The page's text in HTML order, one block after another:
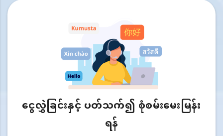
ငွေလွှဲခြင်းနှင့် ပတ်သက်၍ စုံစမ်းမေးမြန်း
ရန်